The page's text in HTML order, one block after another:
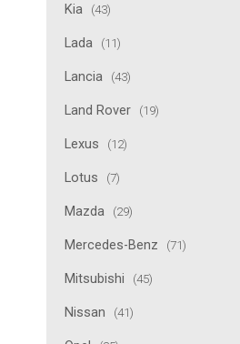
Kia (43)
Lada (11)
Lancia (43)
Land Rover (19)
Lexus (12)
Lotus (7)
Mazda (29)
Mercedes-Benz (71)
Mitsubishi (45)
Nissan (41)